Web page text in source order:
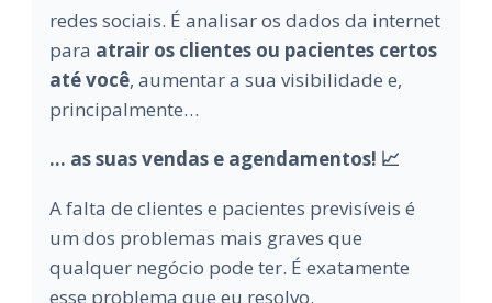
redes sociais. É analisar os dados da internet
para atrair os clientes ou pacientes certos
até você, aumentar a sua visibilidade e,
principalmente…
... as suas vendas e agendamentos! 📈
A falta de clientes e pacientes previsíveis é
um dos problemas mais graves que
qualquer negócio pode ter. É exatamente
esse problema que eu resolvo.